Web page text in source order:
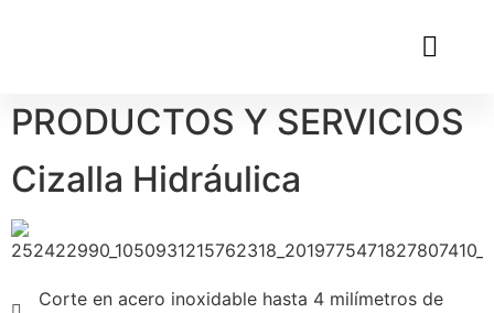
PRODUCTOS Y SERVICIOS
Cizalla Hidráulica
Corte en acero inoxidable hasta 4 milímetros de